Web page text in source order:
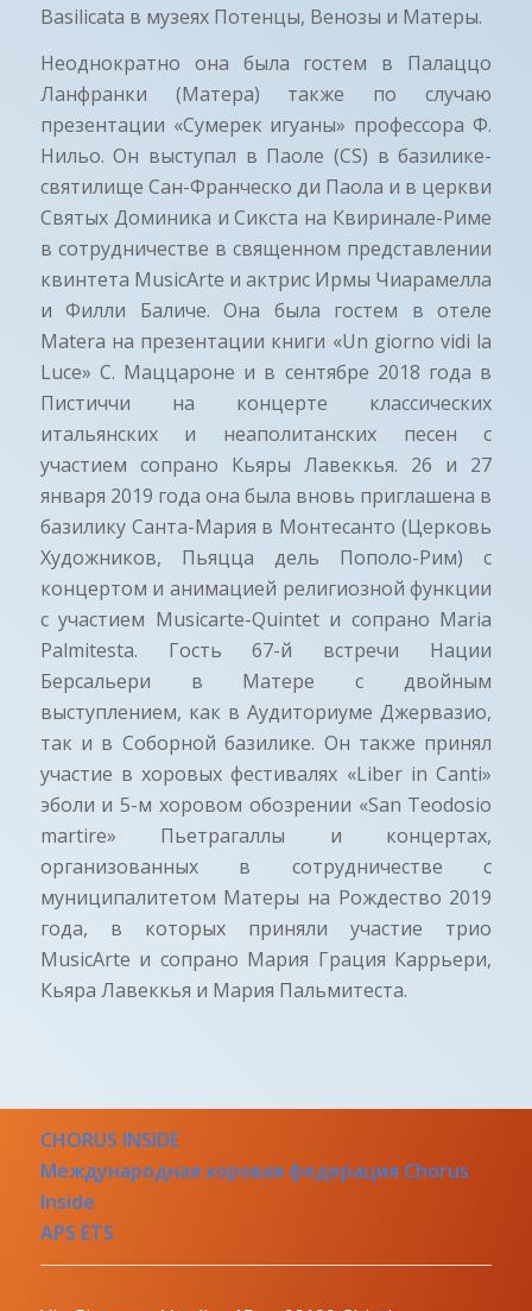
Basilicata в музеях Потенцы, Венозы и Матеры.
Неоднократно она была гостем в Палаццо
Ланфранки (Матера) также по случаю
презентации «Сумерек игуаны» профессора Ф.
Нильо. Он выступал в Паоле (CS) в базилике-
святилище Сан-Франческо ди Паола и в церкви
Святых Доминика и Сикста на Квиринале-Риме
в сотрудничестве в священном представлении
квинтета MusicArte и актрис Ирмы Чиарамелла
и Филли Баличе. Она была гостем в отеле
Matera на презентации книги «Un giorno vidi la
Luce» С. Маццароне и в сентябре 2018 года в
Пистиччи на концерте классических
итальянских и неаполитанских песен с
участием сопрано Кьяры Лавеккья. 26 и 27
января 2019 года она была вновь приглашена в
базилику Санта-Мария в Монтесанто (Церковь
Художников, Пьяцца дель Пополо-Рим) с
концертом и анимацией религиозной функции
с участием Musicarte-Quintet и сопрано Maria
Palmitesta. Гость 67-й встречи Нации
Берсальери в Матере с двойным
выступлением, как в Аудиториуме Джервазио,
так и в Соборной базилике. Он также принял
участие в хоровых фестивалях «Liber in Canti»
эболи и 5-м хоровом обозрении «San Teodosio
martire» Пьетрагаллы и концертах,
организованных в сотрудничестве с
муниципалитетом Матеры на Рождество 2019
года, в которых приняли участие трио
MusicArte и сопрано Мария Грация Каррьери,
Кьяра Лавеккья и Мария Пальмитеста.
CHORUS INSIDE
Международная хоровая федерация Chorus
Inside
APS ETS